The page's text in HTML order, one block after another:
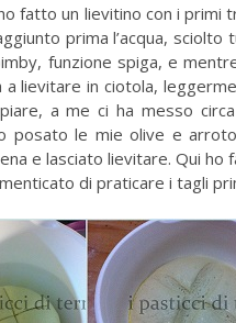
fatto un lievitino con i primi
prima l’acqua,
funzione spiga, e
a lievitare in ciotola,
a me ci ha messo
posato le mie olive e
e lasciato lievitare. Qui
di praticare i tagli